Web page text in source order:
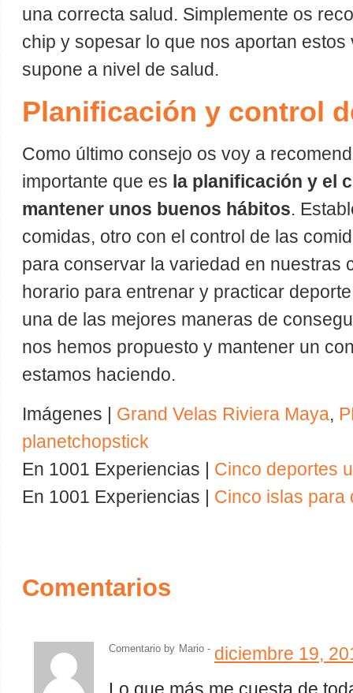
una correcta salud. Simplemente os
chip y sopesar lo que nos aportan
supone a nivel de salud.
Planificación y control
Como último consejo os voy a
importante que es la planificación y el
mantener unos buenos hábitos.
comidas, otro con el control de las
para conservar la variedad en nuestras
horario para entrenar y practicar
una de las mejores maneras de
nos hemos propuesto y mantener un
estamos haciendo.
Imágenes | Grand Velas Riviera Maya,
planetchopstick
En 1001 Experiencias | Cinco deportes
En 1001 Experiencias | Cinco islas para
Comentarios
Comentario by Mario - diciembre 19,